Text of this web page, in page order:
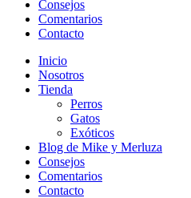
Consejos
Comentarios
Contacto
Inicio
Nosotros
Tienda
Perros
Gatos
Exóticos
Blog de Mike y Merluza
Consejos
Comentarios
Contacto